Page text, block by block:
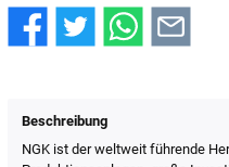
Beschreibung
NGK ist der weltweit führende